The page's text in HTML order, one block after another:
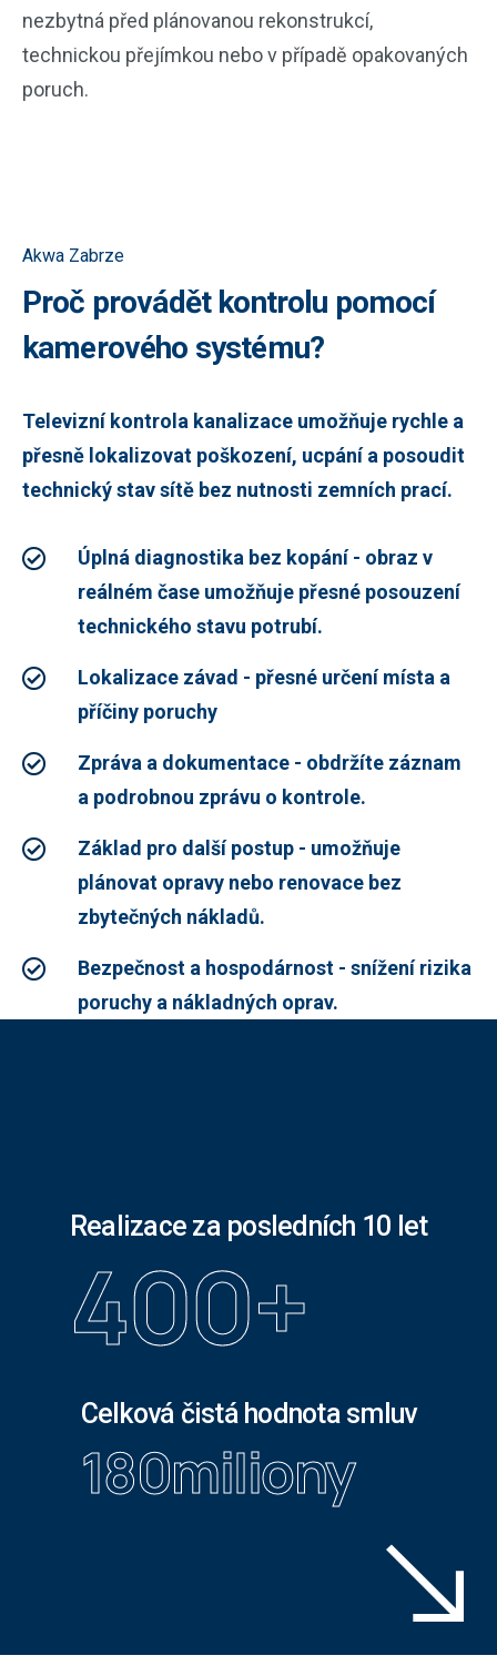
nezbytná před plánovanou rekonstrukcí,
technickou přejímkou nebo v případě opakovaných
poruch.
Akwa Zabrze
Proč provádět kontrolu pomocí
kamerového systému?
Televizní kontrola kanalizace umožňuje rychle a
přesně lokalizovat poškození, ucpání a posoudit
technický stav sítě bez nutnosti zemních prací.
Úplná diagnostika bez kopání - obraz v
reálném čase umožňuje přesné posouzení
technického stavu potrubí.
Lokalizace závad - přesné určení místa a
příčiny poruchy
Zpráva a dokumentace - obdržíte záznam
a podrobnou zprávu o kontrole.
Základ pro další postup - umožňuje
plánovat opravy nebo renovace bez
zbytečných nákladů.
Bezpečnost a hospodárnost - snížení rizika
poruchy a nákladných oprav.
Realizace za posledních 10 let
400+
Celková čistá hodnota smluv
180miliony